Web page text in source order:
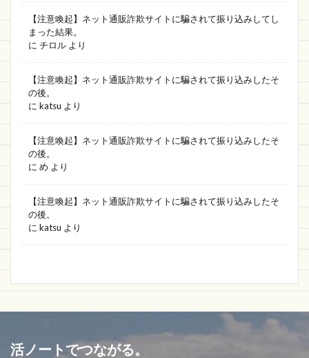
【注意喚起】ネット通販詐欺サイトに騙されて振り込みしてし
まった結果。
に チロル より
【注意喚起】ネット通販詐欺サイトに騙されて振り込みしたそ
の後。
に katsu より
【注意喚起】ネット通販詐欺サイトに騙されて振り込みしたそ
の後。
に め より
【注意喚起】ネット通販詐欺サイトに騙されて振り込みしたそ
の後。
に katsu より
活ノートでつながる。